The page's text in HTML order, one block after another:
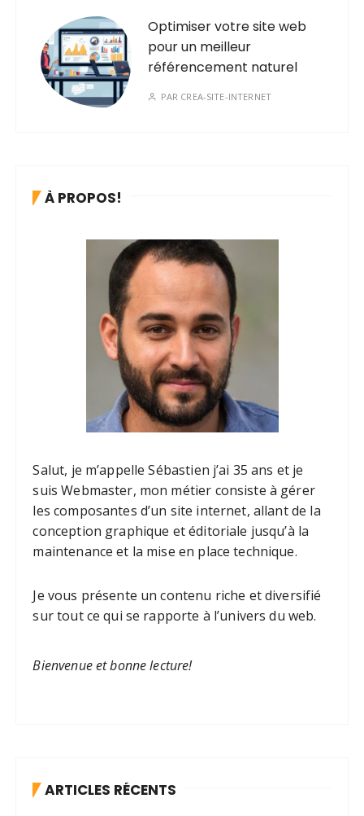
Optimiser votre site web
pour un meilleur
référencement naturel
PAR CREA-SITE-INTERNET
À PROPOS!
Salut, je m’appelle Sébastien j’ai 35 ans et je
suis Webmaster, mon métier consiste à gérer
les composantes d’un site internet, allant de la
conception graphique et éditoriale jusqu’à la
maintenance et la mise en place technique.
Je vous présente un contenu riche et diversifié
sur tout ce qui se rapporte à l’univers du web.
Bienvenue et bonne lecture!
ARTICLES RÉCENTS